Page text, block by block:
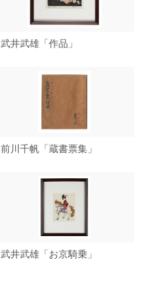
武井武雄「作品」
前川千帆「蔵書票集」
武井武雄「お京騎乗」